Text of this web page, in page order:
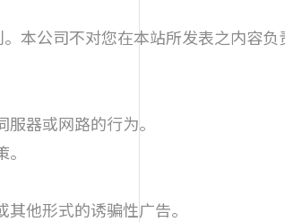
本公司不对您在本站所发表之内容
器或网路的行为。
他形式的诱骗性广告。